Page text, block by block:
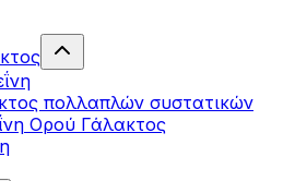
πολλαπλών συστατικών
Ορού Γάλακτος